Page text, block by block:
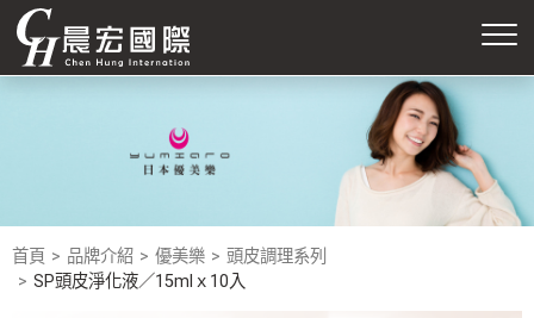
首頁 品牌介紹 優美樂
頭皮調理系列
SP頭皮淨化液／15mlｘ10入